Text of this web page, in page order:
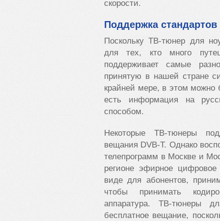
скорости.
Поддержка
Поскольку ТВ-тюнер для
для тех, кто много
поддерживает самые
принятую в нашей стране
крайней мере, в этом можно
есть информация на
способом.
Некоторые ТВ-тюнеры
вещания DVB-T. Однако
телепрограмм в Москве и
регионе эфирное
виде для абонентов,
чтобы принимать
аппаратура. ТВ-тюнеры
бесплатное вещание,